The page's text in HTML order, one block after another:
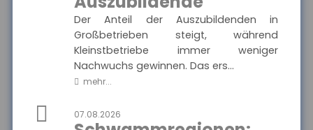
Der Anteil der Auszubildenden in
Großbetrieben steigt, während
Kleinstbetriebe immer weniger
Nachwuchs gewinnen. Das ers...
mehr...
07.08.2026
MEHR